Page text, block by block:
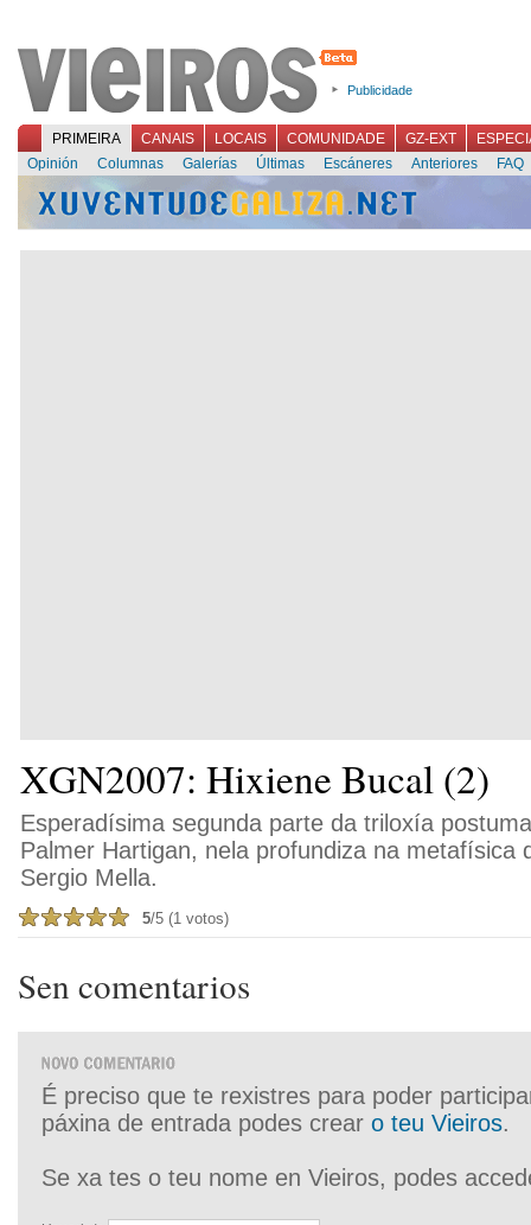
Publicidade
PRIMEIRA CANAIS LOCAIS COMUNIDADE GZ-EXT
Opinión
Columnas Galerías Últimas Escáneres Anteriores FAQ
XGN2007: Hixiene Bucal (2)
Esperadísima segunda parte da triloxía
Palmer Hartigan, nela profundiza na metafísica
Sergio Mella.
5/5 (1 votos)
Sen comentarios
É preciso que te rexistres para poder
páxina de entrada podes crear o teu Vieiros.
Se xa tes o teu nome en Vieiros, podes